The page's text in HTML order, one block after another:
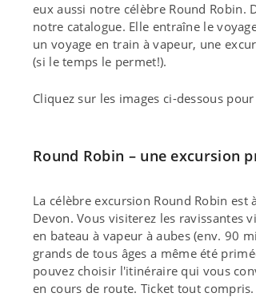
eux aussi notre célèbre Round Robin.
notre catalogue. Elle entraîne le
un voyage en train à vapeur, une
(si le temps le permet!).
Cliquez sur les images ci-dessous
Round Robin – une excursion
La célèbre excursion Round Robin
Devon. Vous visiterez les ravissantes
en bateau à vapeur à aubes (env. 90
grands de tous âges a même été
pouvez choisir l'itinéraire qui vous
en cours de route. Ticket tout compris.